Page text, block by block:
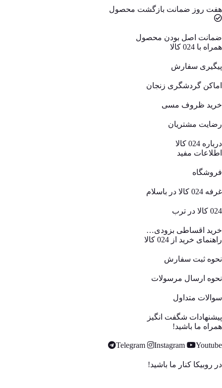
هفت روز ضمانت بازگشت محصول
ضمانت اصل بودن محصول
همراه با 024 کالا
پیگیری سفارش
اماکن گردشگری زنجان
خرید ظروف مسی
رضایت مشتریان
درباره 024 کالا
اطلاعات مفید
فروشگاه
غرفه 024 کالا در باسلام
024 کالا در ترب
خرید اقساطی بزودی…
راهنمای خرید از 024 کالا
نحوه ثبت سفارش
نحوه ارسال مرسولات
سوالات متداول
پیشنهادات شگفت انگیز
همراه ما باشید!
Youtube
Instagram
Telegram
در روبیکا کنار ما باشید!